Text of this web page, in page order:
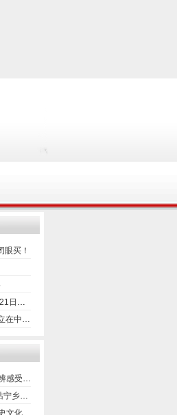
眼买！
葡萄京娱乐网站娱乐网1979年3月21日规复成立新疆林业学校-葡萄京娱乐场(中国
天下上“神奇”的三块石头，一块屹立在中国，许多搭客慕名而至！
现金葡萄京娱乐城app平台他们判辨感受到入境旅游市集的捏续升温-葡萄京娱乐场(中
葡萄京娱乐网站app(中国)官方网站宁乡市较昨年高潮一个排名-葡萄京娱乐场(中国
葡萄京娱乐网站app官网水亭门历史文化街区是衢州古城中枢景区-葡萄京娱乐场(中国